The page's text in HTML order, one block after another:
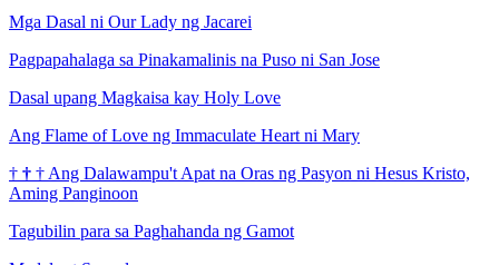
Mga Dasal ni Our Lady ng Jacarei
Pagpapahalaga sa Pinakamalinis na Puso ni San Jose
Dasal upang Magkaisa kay Holy Love
Ang Flame of Love ng Immaculate Heart ni Mary
† † † Ang Dalawampu't Apat na Oras ng Pasyon ni Hesus Kristo,
Aming Panginoon
Tagubilin para sa Paghahanda ng Gamot